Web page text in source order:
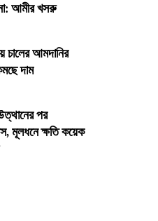
আমীর খসরু
চালের আমদানির
দাম
পর
মূলধনে ক্ষতি কয়েক